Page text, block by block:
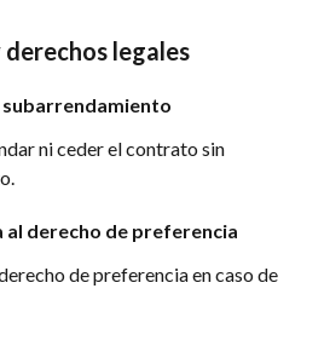
derechos legales
subarrendamiento
ni ceder el contrato sin
al derecho de preferencia
de preferencia en caso de